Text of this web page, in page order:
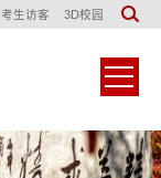
考生访客 3D校园